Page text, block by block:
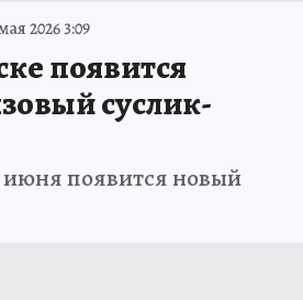
2026 3:09
появится
суслик-
июня появится новый